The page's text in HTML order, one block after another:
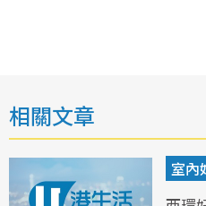
相關文章
室內